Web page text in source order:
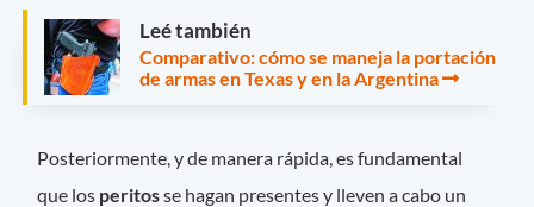
Leé también
Comparativo: cómo se maneja la portación
de armas en Texas y en la Argentina
Posteriormente, y de manera rápida, es fundamental
que los peritosse hagan presentes y lleven a cabo un